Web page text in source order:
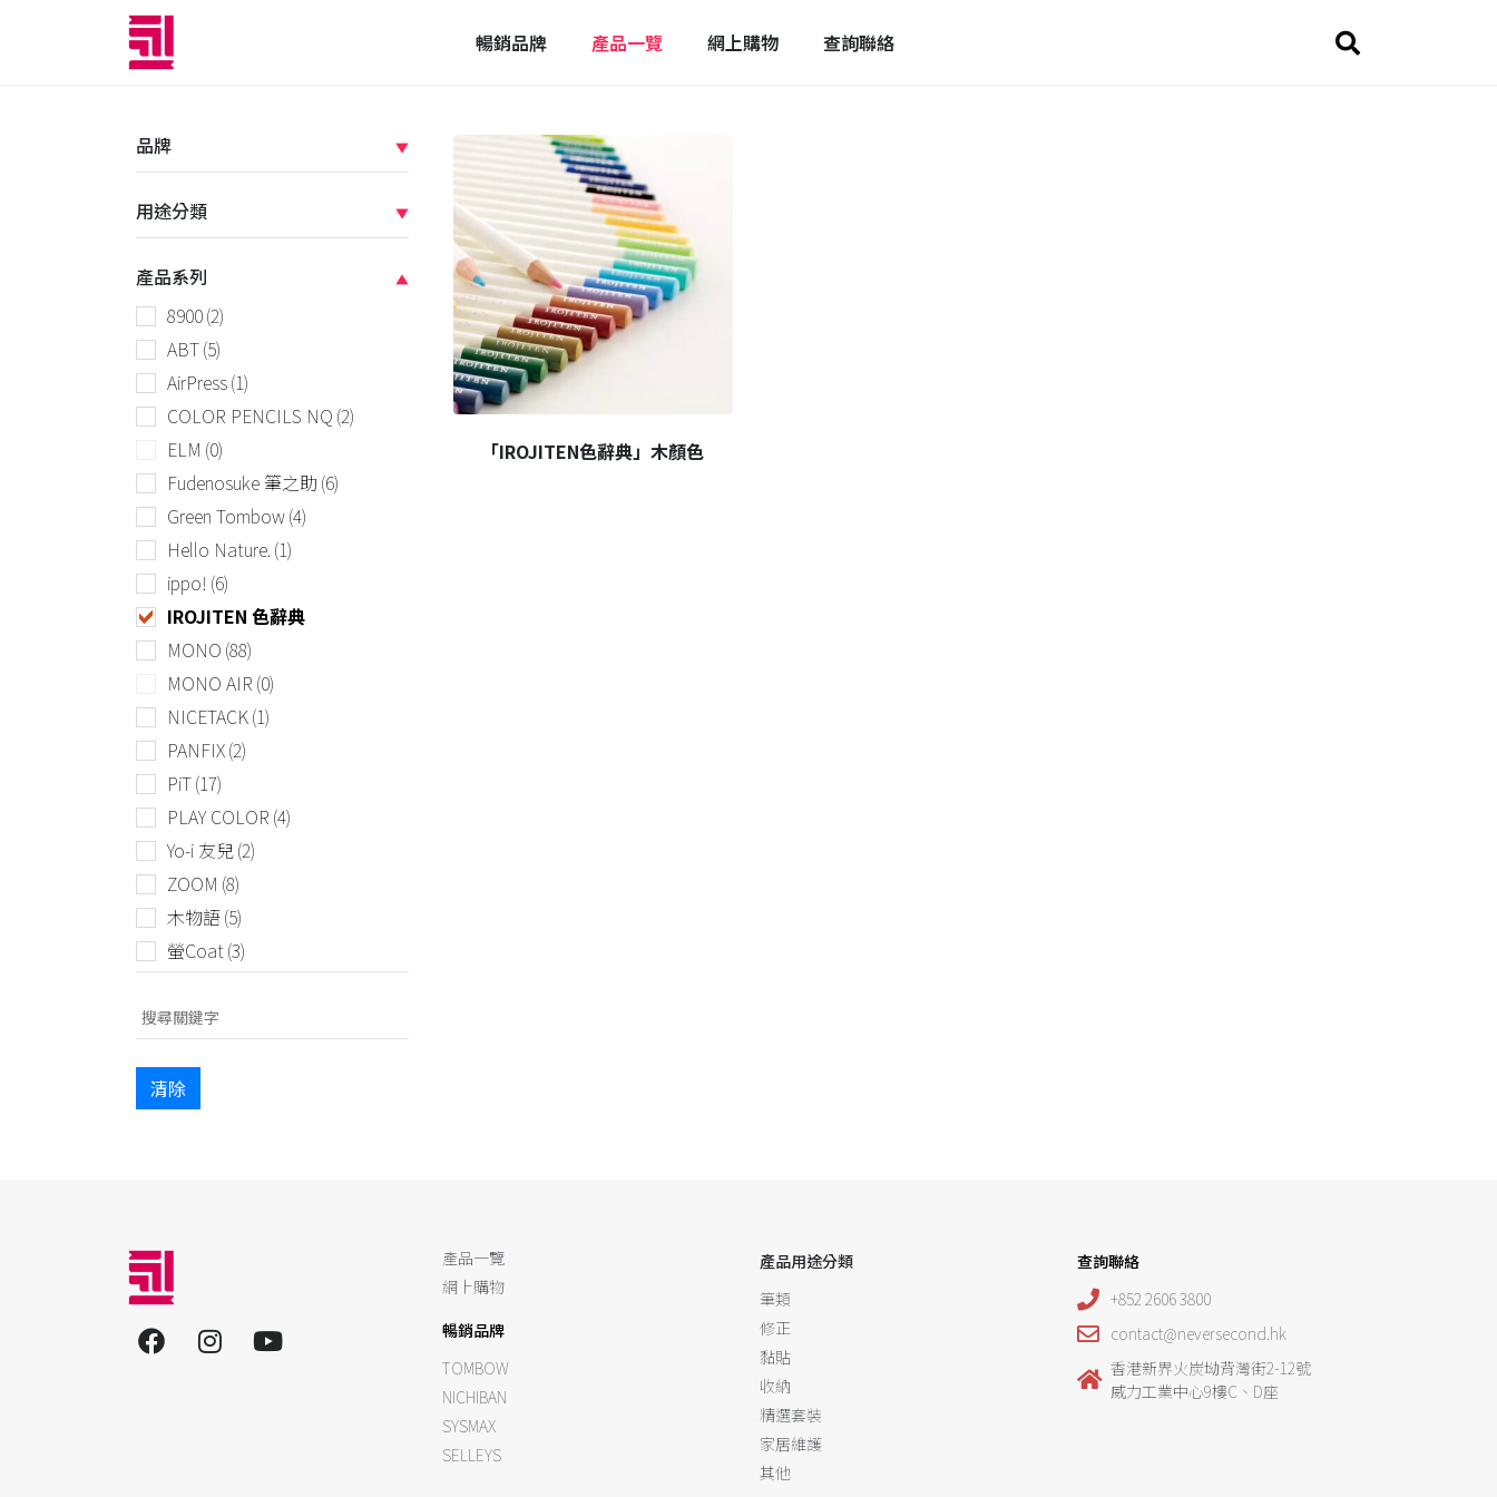
暢銷品牌 產品一覽 網上購物 查詢聯絡
「IROJITEN色辭典」木顏色
品牌
用途分類
產品系列
8900(2)
ABT(5)
AirPress(1)
COLOR PENCILS NQ (2)
ELM (0)
Fudenosuke 筆之助 (6)
Green Tombow(4)
Hello Nature. (1)
ippo! (6)
IROJITEN 色辭典
MONO (88)
MONO AIR (0)
NICETACK(1)
PANFIX(2)
PiT(17)
PLAY COLOR (4)
Yo-i 友兒(2)
ZOOM (8)
木物語(5)
螢Coat(3)
清除
產品一覽
網上購物
暢銷品牌
TOMBOW
NICHIBAN
SYSMAX
SELLEYS
產品用途分類
筆類
修正
黏貼
收納
精選套裝
家居維護
其他
查詢聯絡
+852 2606 3800
contact@neversecond.hk
香港新界火炭坳背灣街2-12號
威力工業中心9樓C、D座